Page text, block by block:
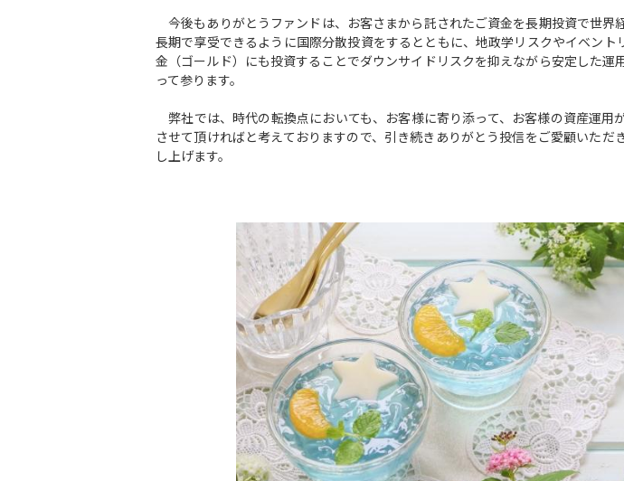
今後もありがとうファンドは、お客さまから託されたご資金を長期投資で世界
長期で享受できるように国際分散投資をするとともに、地政学リスクやイベント
金（ゴールド）にも投資することでダウンサイドリスクを抑えながら安定した運
って参ります。
弊社では、時代の転換点においても、お客様に寄り添って、お客様の資産運用
させて頂ければと考えておりますので、引き続きありがとう投信をご愛顧いただ
し上げます。